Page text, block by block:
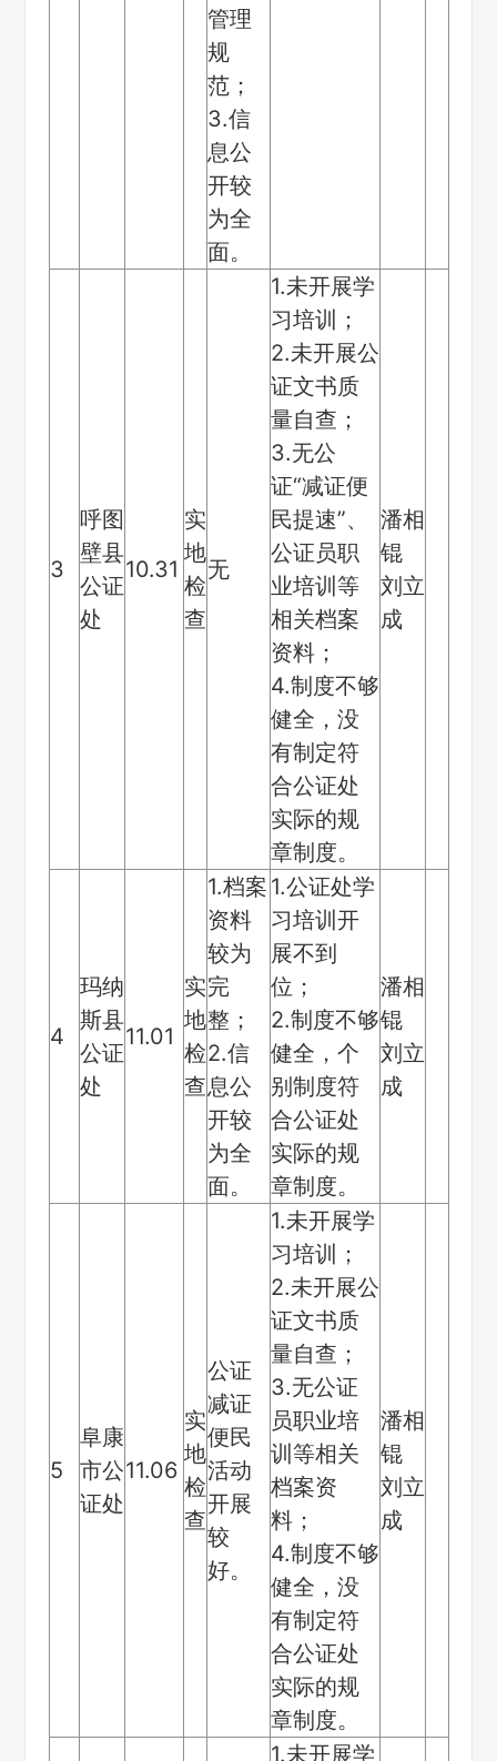
管理
规
范；
3.信
息公
开较
为全
面。
3
呼图
壁县
公证
处
10.31
实
地
检
查
无
1.未开展学
习培训；
2.未开展公
证文书质
量自查；
3.无公
证“减证便
民提速”、
公证员职
业培训等
相关档案
资料；
4.制度不够
健全，没
有制定符
合公证处
实际的规
章制度。
潘相
锟
刘立
成
4
玛纳
斯县
公证
处
11.01
实
地
检
查
1.档案
资料
较为
完
整；
2.信
息公
开较
为全
面。
1.公证处学
习培训开
展不到
位；
2.制度不够
健全，个
别制度符
合公证处
实际的规
章制度。
潘相
锟
刘立
成
5
阜康
市公
证处
11.06
实
地
检
查
公证
减证
便民
活动
开展
较
好。
1.未开展学
习培训；
2.未开展公
证文书质
量自查；
3.无公证
员职业培
训等相关
档案资
料；
4.制度不够
健全，没
有制定符
合公证处
实际的规
章制度。
潘相
锟
刘立
成
1.未开展学